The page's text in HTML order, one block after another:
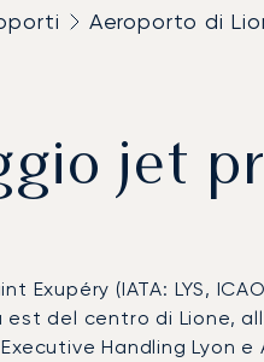
Aeroporto di
jet
Exupéry (IATA: LYS,
del centro di Lione,
Handling Lyon